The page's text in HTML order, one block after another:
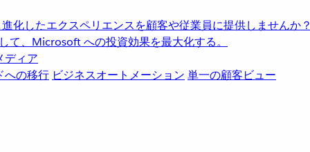
化したエクスペリエンスを顧客や従業員に提供しませんか？
て、Microsoft への投資効果を最大化する。
ディア
への移行 ビジネスオートメーション 単一の顧客ビュー